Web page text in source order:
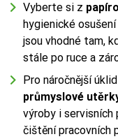
Vyberte si z
hygienické
jsou vhodné tam,
stále po ruce a
Pro náročnější
průmyslové
výroby i
čištění pracovních